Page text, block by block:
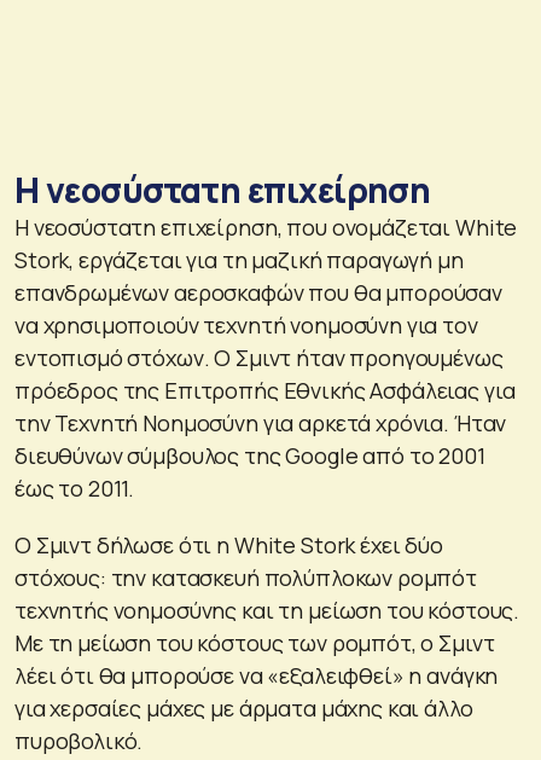
Η νεοσύστατη επιχείρηση
Η νεοσύστατη επιχείρηση, που ονομάζεται White
Stork, εργάζεται για τη μαζική παραγωγή μη
επανδρωμένων αεροσκαφών που θα μπορούσαν
να χρησιμοποιούν τεχνητή νοημοσύνη για τον
εντοπισμό στόχων. Ο Σμιντ ήταν προηγουμένως
πρόεδρος της Επιτροπής Εθνικής Ασφάλειας για
την Τεχνητή Νοημοσύνη για αρκετά χρόνια. Ήταν
διευθύνων σύμβουλος της Google από το 2001
έως το 2011.
Ο Σμιντ δήλωσε ότι η White Stork έχει δύο
στόχους: την κατασκευή πολύπλοκων ρομπότ
τεχνητής νοημοσύνης και τη μείωση του κόστους.
Με τη μείωση του κόστους των ρομπότ, ο Σμιντ
λέει ότι θα μπορούσε να «εξαλειφθεί» η ανάγκη
για χερσαίες μάχες με άρματα μάχης και άλλο
πυροβολικό.